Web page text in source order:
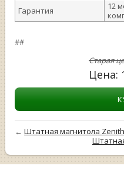
Гарантия
12
##
Старая
Цена:
←Штатная магнитола